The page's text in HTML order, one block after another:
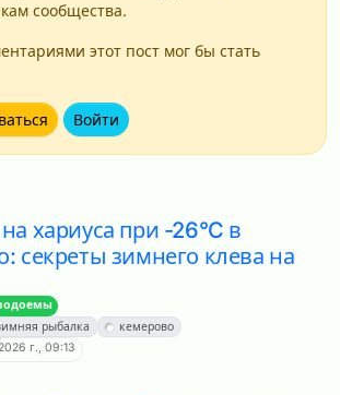
сообщества.
этот пост мог бы стать
Войти
хариуса при -26°C в
секреты зимнего клева на
рыбалка кемерово
г., 09:13